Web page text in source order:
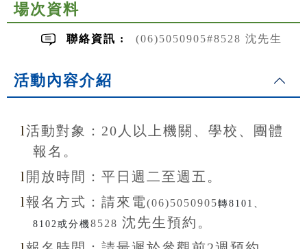
場次資料
聯絡資訊 : (06)5050905#8528 沈先生
活動內容介紹
l活動對象：20 人以上機關、學校、團體
報名。
l 開放時間： 平日週二至週五。
l報名方式： 請來電(06)5050905轉8101、
8102或分機8528 沈先生預約。